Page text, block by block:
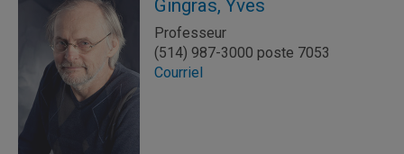
Gingras, Yves
Professeur
(514) 987-3000 poste 7053
Courriel